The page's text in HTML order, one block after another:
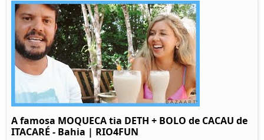
A famosa MOQUECA tia DETH + BOLO de CACAU de
ITACARÉ - Bahia | RIO4FUN